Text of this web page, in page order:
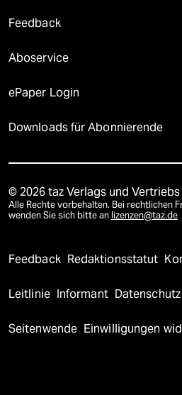
Feedback
Aboservice
ePaper Login
Downloads für Abonnierende
© 2026 taz Verlags und Vertriebs
Alle Rechte vorbehalten. Bei rechtlichen
wenden Sie sich bitte an lizenzen@taz.de
Feedback Redaktionsstatut
Leitlinie Informant Datenschutz
Seitenwende Einwilligungen